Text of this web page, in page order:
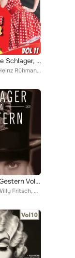
1000 Deutsche Schlager, Vol. 11
Zarah Leander, Heinz Rühmann, Tanzorchester Eugen Wolff, Grethe Weiser, Theo Lingen, Eric Helgar, Else Elster, Gustaf Gründgens,...
Schlager Von Gestern Vol. 4
Various Artists, Willy Fritsch, Margot Friedländer, Ilse Werner, Wilhelm Strienz, Johannes Heesters, Pola Negri, Lilian Harvey &...